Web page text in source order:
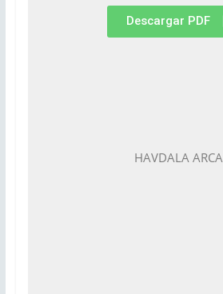
Descargar PDF
HAVDALA ARCA